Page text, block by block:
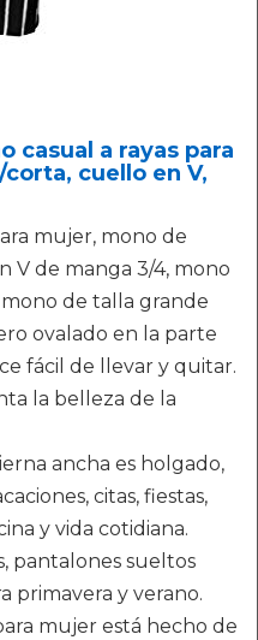
casual a rayas para
cuello en V,
mujer, mono de
V de manga 3/4, mono
de talla grande
ovalado en la parte
fácil de llevar y quitar.
la belleza de la
ancha es holgado,
citas, fiestas,
y vida cotidiana.
pantalones sueltos
primavera y verano.
mujer está hecho de